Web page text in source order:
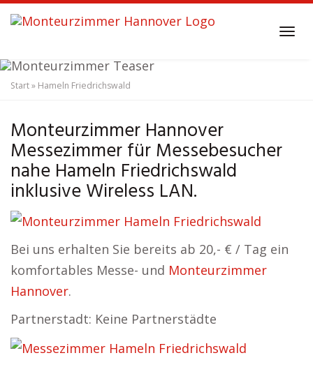
Skip
to
content
Messezimmer
Start» Hameln Friedrichswald
Monteurzimmer Hannover
Messezimmer für Messebesucher
nahe Hameln Friedrichswald
inklusive Wireless LAN.
Bei uns erhalten Sie bereits ab 20,- € / Tag ein
komfortables Messe- und Monteurzimmer
Hannover.
Partnerstadt: Keine Partnerstädte